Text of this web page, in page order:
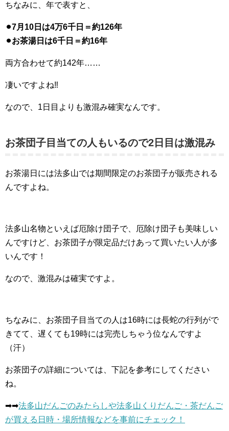
ちなみに、年で表すと、
⚫︎7月10日は4万6千日＝約126年
⚫︎お茶湯日は6千日＝約16年
両方合わせて約142年……
凄いですよね‼︎
なので、1日目よりも激混み確実なんです。
お茶団子目当ての人もいるので2日目は激混み
お茶湯日には法多山では期間限定のお茶団子が販売される
んですよね。
法多山名物といえば厄除け団子で、厄除け団子も美味しい
んですけど、お茶団子が限定品だけあって買いたい人が多
いんです！
なので、激混みは確実ですよ。
ちなみに、お茶団子目当ての人は16時には長蛇の行列がで
きてて、遅くても19時には完売しちゃう位なんですよ
（汗）
お茶団子の詳細については、下記を参考にしてください
ね。
➡︎➡︎法多山だんごのみたらしや法多山くりだんご・茶だんご
が買える日時・場所情報などを事前にチェック！